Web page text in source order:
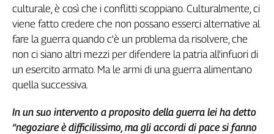
culturale, è così che i conflitti scoppiano. Culturalmente, ci
viene fatto credere che non possano esserci alternative al
fare la guerra quando c'è un problema da risolvere, che
non ci siano altri mezzi per difendere la patria all'infuori di
un esercito armato. Ma le armi di una guerra alimentano
quella successiva.
In un suo intervento a proposito della guerra lei ha detto
“negoziare è difficilissimo, ma gli accordi di pace si fanno